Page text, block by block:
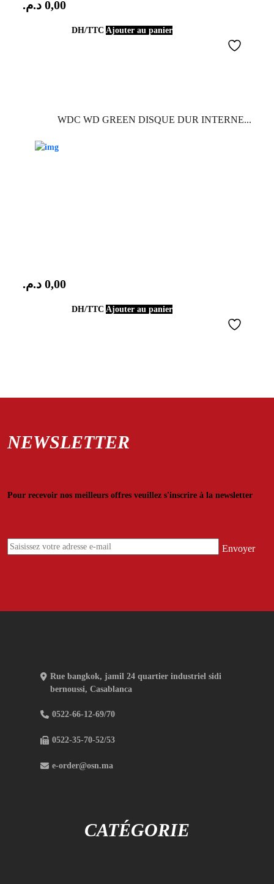
0,00 د.م.
DH/TTC Ajouter au panier
WDC WD GREEN DISQUE DUR INTERNE...
0,00 د.م.
DH/TTC Ajouter au panier
NEWSLETTER
Pour recevoir nos meilleurs offres veuillez s'inscrire à la newsletter
Rue bangkok, jamil 24 quartier industriel sidi
bernoussi, Casablanca
0522-66-12-69/70
0522-35-70-52/53
e-order@osn.ma
CATÉGORIE